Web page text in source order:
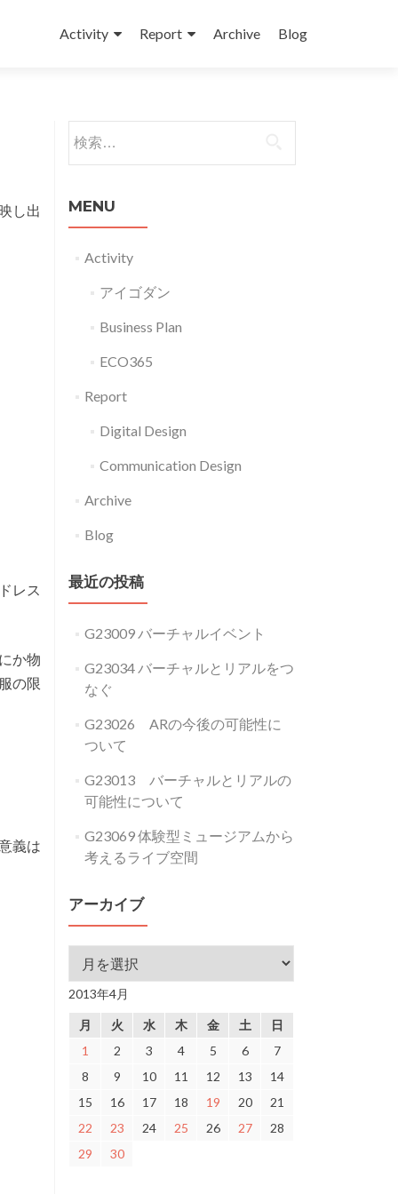
Activity
Report Archive Blog
し出
レス
か物
の限
義は
検索:
MENU
Activity
アイゴダン
Business Plan
ECO365
Report
Digital Design
Communication Design
Archive
Blog
最近の投稿
G23009 バーチャルイベント
G23034 バーチャルとリアルをつ
なぐ
G23026 ARの今後の可能性に
ついて
G23013 バーチャルとリアルの
可能性について
G23069 体験型ミュージアムから
考えるライブ空間
アーカイブ
アーカイブ
2013年4月
月 火 水 木 金 土
日
1
2 3 4 5 6
7
8
9 10 11 12 13
14
15
16 17 18 19 20
21
22
23 24 25 26 27
28
29
30